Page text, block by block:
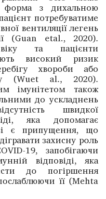
форма з дихальною
потребуватиме
вентиляції легень
(Guan etal., 2020).
та пацієнти
високий ризик
хвороби або
(Wuet al., 2020).
імунітетом також
до ускладнень
швидкої
яка допомагає
є припущення, що
захисну роль
19, запобігаючи
відповіді, яка
до погіршення
її (Mehta